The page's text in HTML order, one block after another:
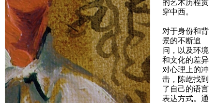
的艺术历程贯
穿中西。
对于身份和背
景的不断追
问，以及环境
和文化的差异
对心理上的冲
击，陈屹找到
了自己的语言
表达方式。通